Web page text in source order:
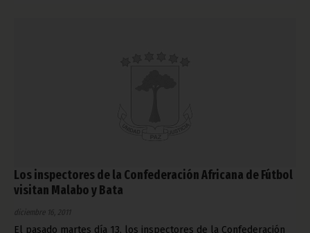
Los inspectores de la Confederación Africana de Fútbol
visitan Malabo y Bata
diciembre 16, 2011
El pasado martes día 13, los inspectores de la Confederación